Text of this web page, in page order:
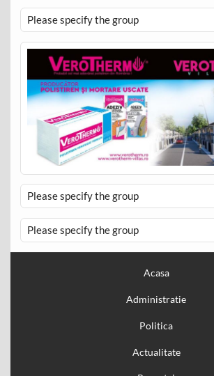
Please specify the group
Please specify the group
Please specify the group
Acasa
Administratie
Politica
Actualitate